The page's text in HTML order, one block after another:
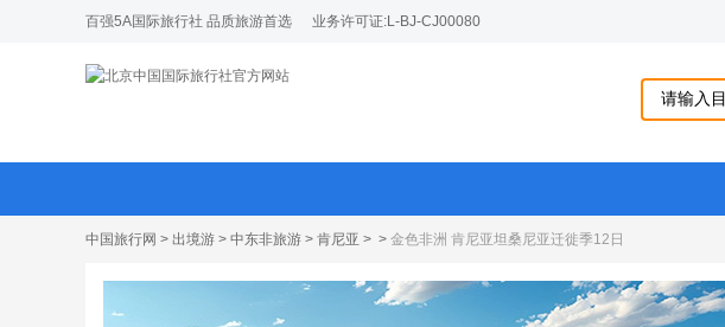
百强5A国际旅行社 品质旅游首选 业务许可证:L-BJ-CJ00080
中国旅行网 > 出境游 > 中东非旅游 > 肯尼亚 > > 金色非洲 肯尼亚坦桑尼亚迁徙季12日